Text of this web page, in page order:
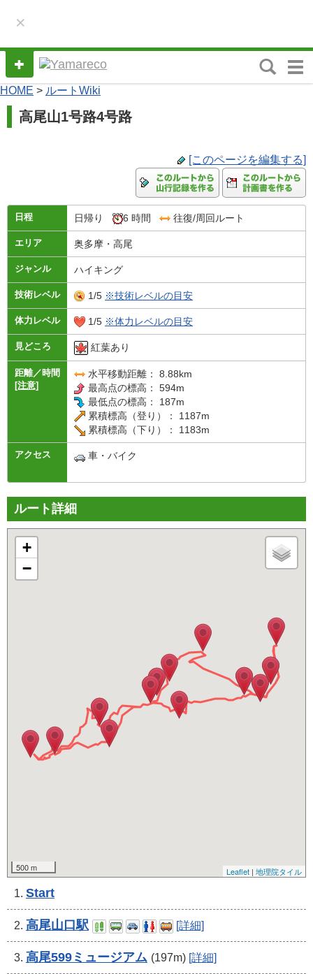
×
M
e
HOME > ルートWiki
高尾山1号路4号路
[このページを編集する]
日程 日帰り 6 時間 往復/周回ルート
エリア 奥多摩・高尾
ジャンル ハイキング
技術レベル 1/5 ※技術レベルの目安
体力レベル 1/5 ※体力レベルの目安
見どころ 紅葉あり
距離／時間
[注意]
水平移動距離： 8.88km
最高点の標高： 594m
最低点の標高： 187m
累積標高（登り）： 1187m
累積標高（下り）： 1183m
アクセス 車・バイク
ルート詳細
+
−
500 m Leaflet | 地理院タイル
1. Start
2. 高尾山口駅 [詳細]
3. 高尾599ミュージアム (197m) [詳細]